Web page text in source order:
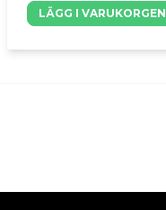
LÄGG I VARUKORGEN